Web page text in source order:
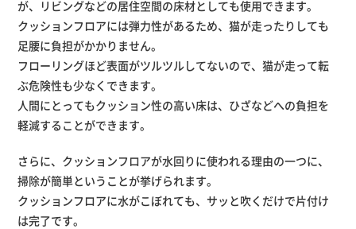
が、リビングなどの居住空間の床材としても使用できます。
クッションフロアには弾力性があるため、猫が走ったりしても
足腰に負担がかかりません。
フローリングほど表面がツルツルしてないので、猫が走って転
ぶ危険性も少なくできます。
人間にとってもクッション性の高い床は、ひざなどへの負担を
軽減することができます。
さらに、クッションフロアが水回りに使われる理由の一つに、
掃除が簡単ということが挙げられます。
クッションフロアに水がこぼれても、サッと吹くだけで片付け
は完了です。